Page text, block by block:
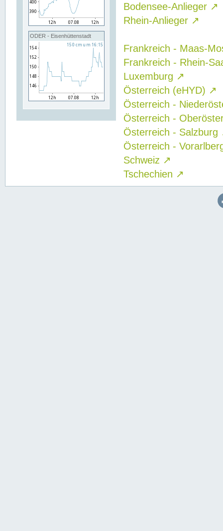
ODER - Eisenhüttenstadt
Bodensee-Anlieger ↗
Rhein-Anlieger ↗
Frankreich - Maas-
Frankreich - Rhein-
Luxemburg ↗
Österreich (eHYD) ↗
Österreich -
Österreich -
Österreich - Salzburg
Österreich -
Schweiz ↗
Tschechien ↗